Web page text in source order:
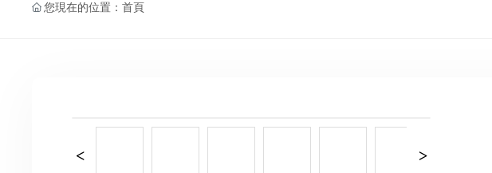
您現在的位置：首頁